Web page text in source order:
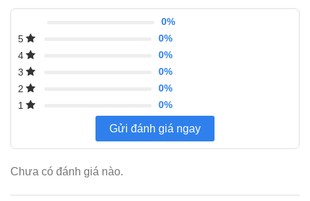
0%
5
0%
4
0%
3
0%
2
0%
1
0%
Gửi đánh giá ngay
Chưa có đánh giá nào.